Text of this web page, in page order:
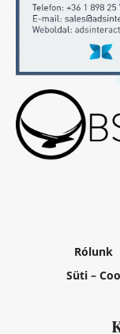
Rólunk
Süti –